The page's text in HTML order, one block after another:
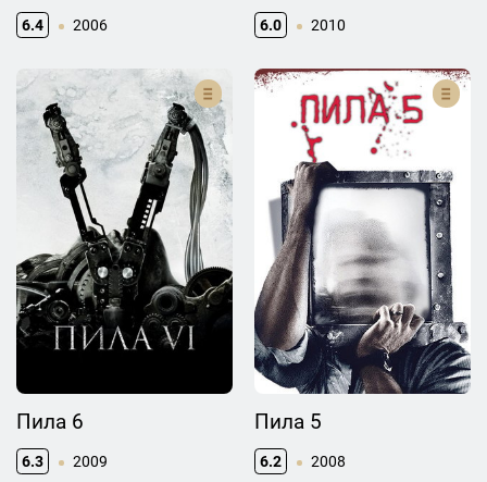
6.4 2006 6.0 2010
Пила 6
6.3 2009
Пила 5
6.2 2008